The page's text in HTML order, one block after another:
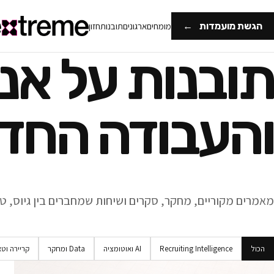
הגשת מועמדות ← מומחיםארגוניםתובנותחזון
תובנות על
והעבודה
מאמרים מקוריים, מחקר, סקרים ושיחות שמחברים בין גיוס,
הכול Recruiting Intelligence AI ואוטומציה Data ומחקר קריירה